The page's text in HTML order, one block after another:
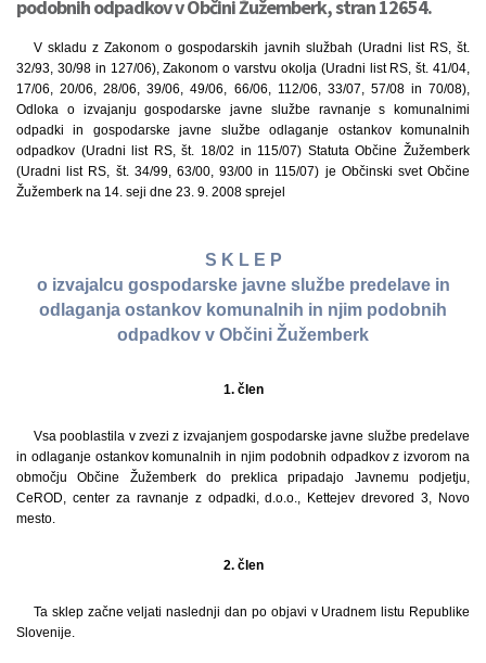
podobnih odpadkov v Občini Žužemberk, stran 12654.
V skladu z Zakonom o gospodarskih javnih službah (Uradni list RS, št.
32/93, 30/98 in 127/06), Zakonom o varstvu okolja (Uradni list RS, št. 41/04,
17/06, 20/06, 28/06, 39/06, 49/06, 66/06, 112/06, 33/07, 57/08 in 70/08),
Odloka o izvajanju gospodarske javne službe ravnanje s komunalnimi
odpadki in gospodarske javne službe odlaganje ostankov komunalnih
odpadkov (Uradni list RS, št. 18/02 in 115/07) Statuta Občine Žužemberk
(Uradni list RS, št. 34/99, 63/00, 93/00 in 115/07) je Občinski svet Občine
Žužemberk na 14. seji dne 23. 9. 2008 sprejel
S K L E P
o izvajalcu gospodarske javne službe predelave in
odlaganja ostankov komunalnih in njim podobnih
odpadkov v Občini Žužemberk
1. člen
Vsa pooblastila v zvezi z izvajanjem gospodarske javne službe predelave
in odlaganje ostankov komunalnih in njim podobnih odpadkov z izvorom na
območju Občine Žužemberk do preklica pripadajo Javnemu podjetju,
CeROD, center za ravnanje z odpadki, d.o.o., Kettejev drevored 3, Novo
mesto.
2. člen
Ta sklep začne veljati naslednji dan po objavi v Uradnem listu Republike
Slovenije.